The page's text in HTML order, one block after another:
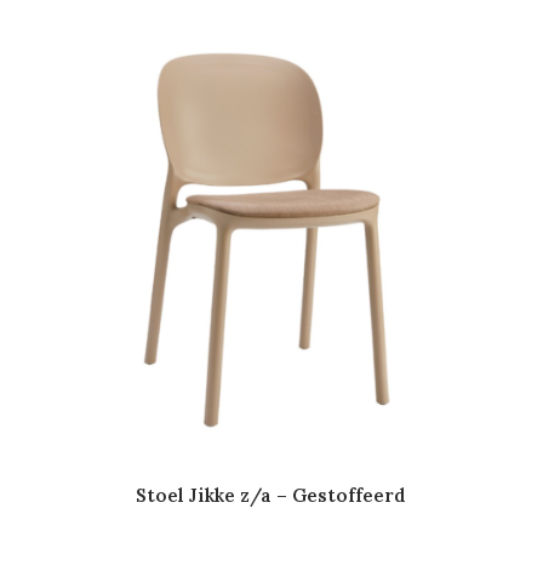
Stoel Jikke z/a – Gestoffeerd